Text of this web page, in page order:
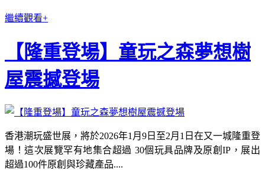
繼續觀看+
【隆重登場】童玩之森夢想樹
屋震撼登場
香港潮玩盛世展，將於2026年1月9日至2月1日在又一城隆重登
場！這次展覽罕有地集合超過 30個玩具品牌及原創IP，展出
超過100件原創與珍藏產品....